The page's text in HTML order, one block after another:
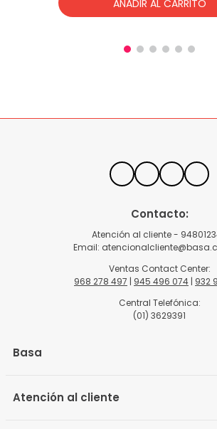
Contacto:
Atención al cliente -
Email:
Ventas Contact Center:
968 278 497 | 945 496 074 | 932
Central Telefónica:
(01) 3629391
Basa
Atención al cliente